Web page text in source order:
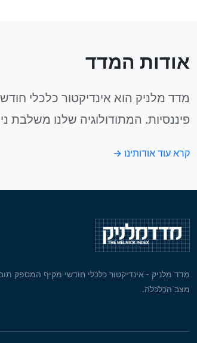
אודות המדד
מדד מלניק הוא אינדיקטור כלכלי
פיננסיות. המתודולוגיה שלנו משלבת
קרא עוד אודותינו →
מדד מלניק - אינדיקטור כלכלי חודשי מקיף המספק
מצב הכלכלה.